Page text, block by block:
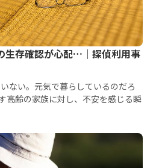
生存確認が心配…｜探偵利用事
ない。元気で暮らしているのだろ
高齢の家族に対し、不安を感じる瞬